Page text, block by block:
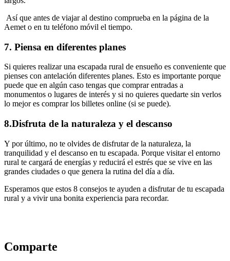
Así que antes de viajar al destino comprueba en la página de la
Aemet o en tu teléfono móvil el tiempo.
7. Piensa en diferentes planes
Si quieres realizar una escapada rural de ensueño es conveniente que
pienses con antelación diferentes planes. Esto es importante porque
puede que en algún caso tengas que comprar entradas a
monumentos o lugares de interés y si no quieres quedarte sin verlos
lo mejor es comprar los billetes online (si se puede).
8.Disfruta de la naturaleza y el descanso
Y por último, no te olvides de disfrutar de la naturaleza, la
tranquilidad y el descanso en tu escapada. Porque visitar el entorno
rural te cargará de energías y reducirá el estrés que se vive en las
grandes ciudades o que genera la rutina del día a día.
Esperamos que estos 8 consejos te ayuden a disfrutar de tu escapada
rural y a vivir una bonita experiencia para recordar.
Comparte